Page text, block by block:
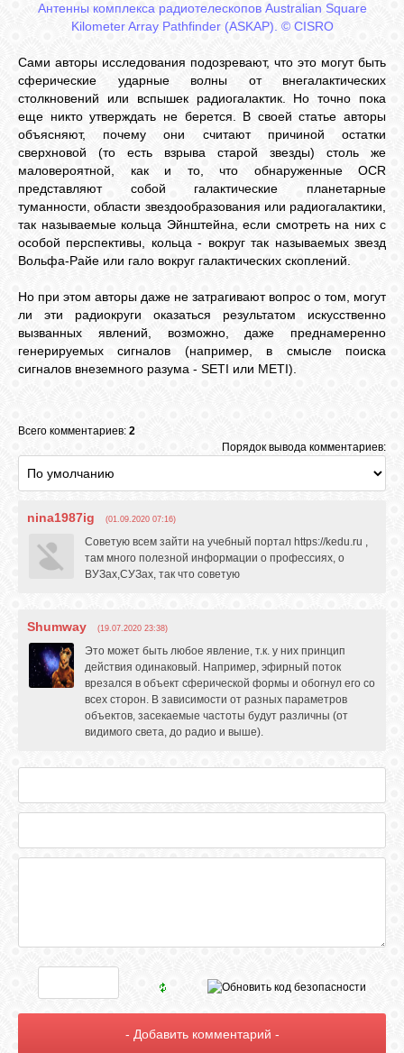
Антенны комплекса радиотелескопов Australian Square
Kilometer Array Pathfinder (ASKAP). © CISRO
Сами авторы исследования подозревают, что это могут быть
сферические ударные волны от внегалактических
столкновений или вспышек радиогалактик. Но точно пока
еще никто утверждать не берется. В своей статье авторы
объясняют, почему они считают причиной остатки
сверхновой (то есть взрыва старой звезды) столь же
маловероятной, как и то, что обнаруженные OCR
представляют собой галактические планетарные
туманности, области звездообразования или радиогалактики,
так называемые кольца Эйнштейна, если смотреть на них с
особой перспективы, кольца - вокруг так называемых звезд
Вольфа-Райе или гало вокруг галактических скоплений.
Но при этом авторы даже не затрагивают вопрос о том, могут
ли эти радиокруги оказаться результатом искусственно
вызванных явлений, возможно, даже преднамеренно
генерируемых сигналов (например, в смысле поиска
сигналов внеземного разума - SETI или METI).
Всего комментариев: 2
Порядок вывода комментариев:
nina1987ig (01.09.2020 07:16)
Советую всем зайти на учебный портал https://kedu.ru ,
там много полезной информации о профессиях, о
ВУЗах,СУЗах, так что советую
Shumway (19.07.2020 23:38)
Это может быть любое явление, т.к. у них принцип
действия одинаковый. Например, эфирный поток
врезался в объект сферической формы и обогнул его со
всех сторон. В зависимости от разных параметров
объектов, засекаемые частоты будут различны (от
видимого света, до радио и выше).